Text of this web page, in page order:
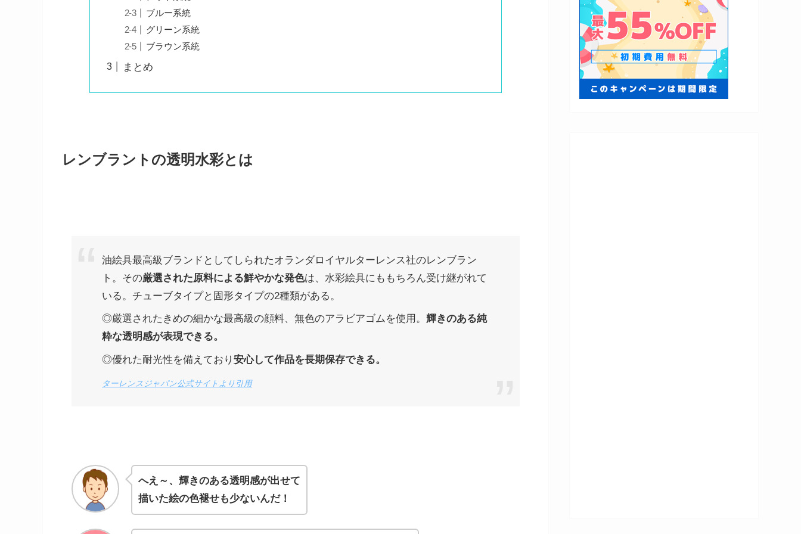
ブルー系統
グリーン系統
ブラウン系統
まとめ
レンブラントの透明水彩とは
油絵具最高級ブランドとしてしられたオランダロイヤルターレンス社のレンブラン
ト。その厳選された原料による鮮やかな発色は、水彩絵具にももちろん受け継がれて
いる。チューブタイプと固形タイプの2種類がある。
◎厳選されたきめの細かな最高級の顔料、無色のアラビアゴムを使用。 輝きのある純
粋な透明感が表現できる。
◎優れた耐光性を備えており 安心して作品を長期保存できる。
ターレンスジャパン公式サイトより引用
へえ～、輝きのある透明感が出せて
描いた絵の色褪せも少ないんだ！